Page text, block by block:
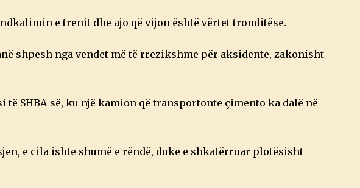
E
R
2
e trenit dhe ajo që vijon është vërtet tronditëse.
shpesh nga vendet më të rrezikshme për aksidente, zakonisht
SHBA-së, ku një kamion që transportonte çimento ka dalë në
e cila ishte shumë e rëndë, duke e shkatërruar plotësisht